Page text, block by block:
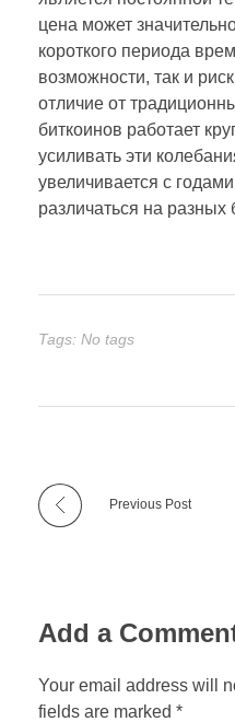
цена может
короткого периода
возможности, так и
отличие от
биткоинов работает
усиливать эти
увеличивается с
различаться на разных
Tags: No tags
Previous Post
Add a
Your email address will
fields are marked *